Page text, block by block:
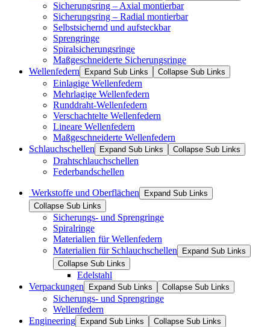
Sicherungsring – Axial montierbar
Sicherungsring – Radial montierbar
Selbstsichernd und aufsteckbar
Sprengringe
Spiralsicherungsringe
Maßgeschneiderte Sicherungsringe
Wellenfedern
Expand Sub Links Collapse Sub Links
Einlagige Wellenfedern
Mehrlagige Wellenfedern
Runddraht-Wellenfedern
Verschachtelte Wellenfedern
Lineare Wellenfedern
Maßgeschneiderte Wellenfedern
Schlauchschellen
Expand Sub Links Collapse Sub Links
Drahtschlauchschellen
Federbandschellen
Werkstoffe und Oberflächen
Expand Sub Links
Collapse Sub Links
Sicherungs- und Sprengringe
Spiralringe
Materialien für Wellenfedern
Materialien für Schlauchschellen
Expand Sub Links
Collapse Sub Links
Edelstahl
Verpackungen
Expand Sub Links Collapse Sub Links
Sicherungs- und Sprengringe
Wellenfedern
Engineering
Expand Sub Links Collapse Sub Links